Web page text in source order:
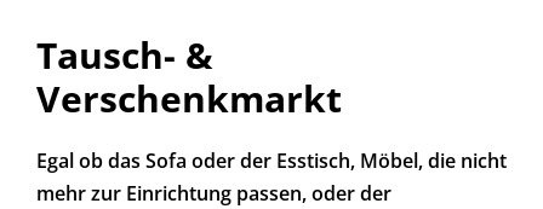
Tausch- &
Verschenkmarkt
Egal ob das Sofa oder der Esstisch, Möbel, die nicht
mehr zur Einrichtung passen, oder der